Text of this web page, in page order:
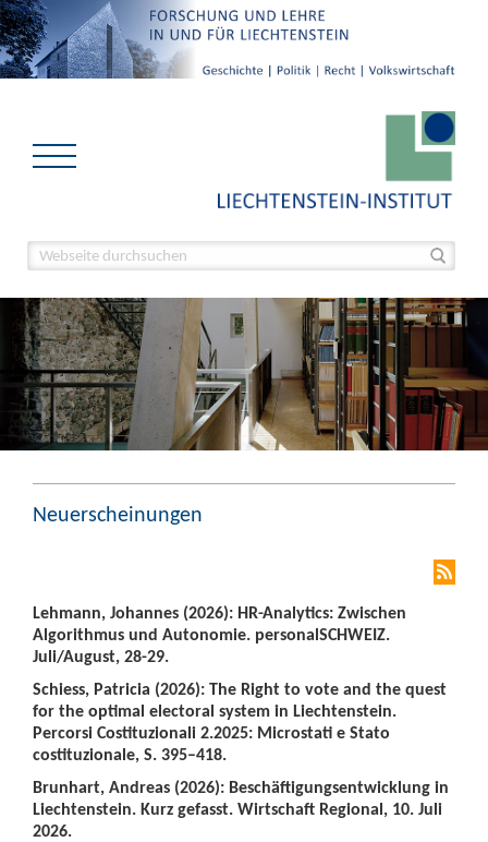
Neuerscheinungen
Lehmann, Johannes (2026): HR-Analytics: Zwischen
Algorithmus und Autonomie. personalSCHWEIZ.
Juli/August, 28-29.
Schiess, Patricia (2026): The Right to vote and the quest
for the optimal electoral system in Liechtenstein.
Percorsi Costituzionali 2.2025: Microstati e Stato
costituzionale, S. 395–418.
Brunhart, Andreas (2026): Beschäftigungsentwicklung in
Liechtenstein. Kurz gefasst. Wirtschaft Regional, 10. Juli
2026.